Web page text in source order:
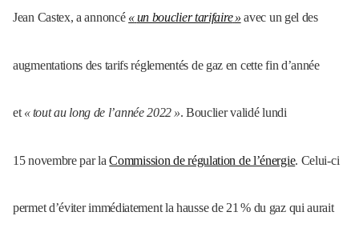
Jean Castex, a annoncé «un bouclier tarifaire » avec un gel des
augmentations des tarifs réglementés de gaz en cette fin d’année
et «tout au long de l’année 2022 ». Bouclier validé lundi
15 novembre par laCommission de régulation de l’énergie. Celui-ci
permet d’éviter immédiatement la hausse de 21 % du gaz qui aurait